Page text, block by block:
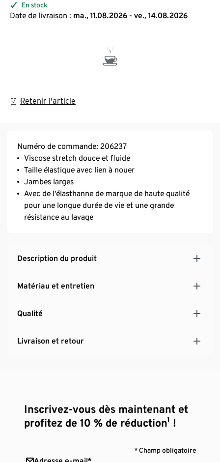
En stock
Date de livraison : ma., 11.08.2026 - ve., 14.08.2026
Retenir l'article
Numéro de commande: 206237
Viscose stretch douce et fluide
Taille élastique avec lien à nouer
Jambes larges
Avec de l’élasthanne de marque de haute qualité
pour une longue durée de vie et une grande
résistance au lavage
Description du produit
Matériau et entretien
Qualité
Livraison et retour
Inscrivez-vous dès maintenant et
profitez de 10 % de réduction¹ !
* Champ obligatoire